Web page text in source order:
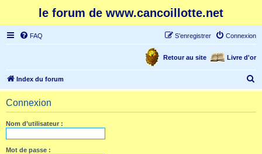
le forum de www.cancoillotte.net
FAQ Connexion
S’enregistrer
Livre d'or
Retour au site
Index du forum
e
Connexion
Nom d’utilisateur :
Mot de passe :